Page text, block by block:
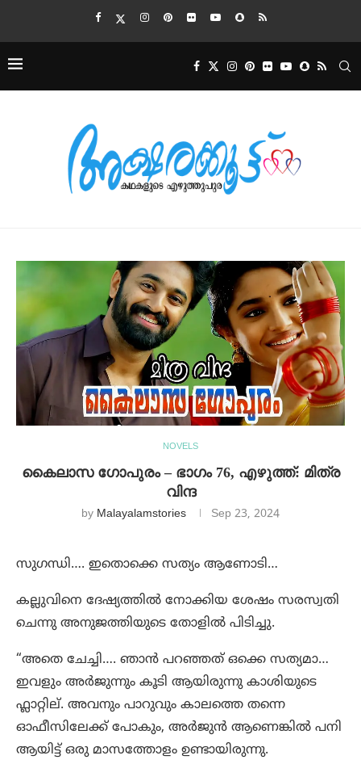
NOVELS
കൈലാസ ഗോപുരം – ഭാഗം 76, എഴുത്ത്: മിത്ര
വിന്ദ
by Malayalamstories Sep 23, 2024
സുഗന്ധി…. ഇതൊക്കെ സത്യം ആണോടി…
കല്ലുവിനെ ദേഷ്യത്തിൽ നോക്കിയ ശേഷം സരസ്വതി
ചെന്നു അനുജത്തിയുടെ തോളിൽ പിടിച്ചു.
“അതെ ചേച്ചി…. ഞാൻ പറഞ്ഞത് ഒക്കെ സത്യമാ…
ഇവളും അർജുന്നും കൂടി ആയിരുന്നു കാശിയുടെ
ഫ്ലാറ്റില്. അവനും പാറുവും കാലത്തെ തന്നെ
ഓഫീസിലേക്ക് പോകും, അർജുൻ ആണെങ്കിൽ പനി
ആയിട്ട് ഒരു മാസത്തോളം ഉണ്ടായിരുന്നു.